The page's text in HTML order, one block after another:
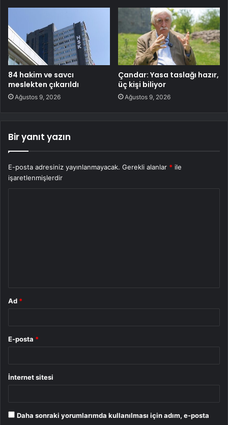
84 hakim ve savcı
meslekten çıkarıldı
Ağustos 9, 2026
Çandar: Yasa taslağı hazır,
üç kişi biliyor
Ağustos 9, 2026
Bir yanıt yazın
E-posta adresiniz yayınlanmayacak. Gerekli alanlar * ile
işaretlenmişlerdir
Ad *
E-posta *
İnternet sitesi
Daha sonraki yorumlarımda kullanılması için adım, e-posta